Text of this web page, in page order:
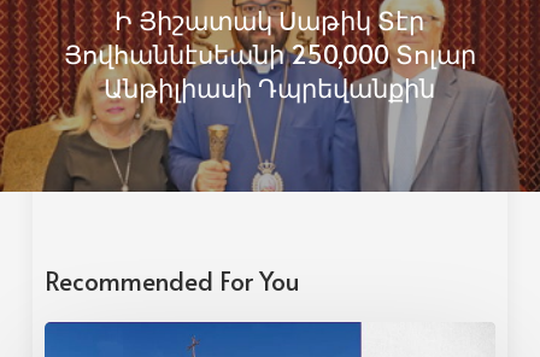
Ի Յիշատակ Սաթիկ Տէր
Յովհաննէսեանի 250,000 Տոլար
Անթիլիասի Դպրեվանքին
Recommended For You